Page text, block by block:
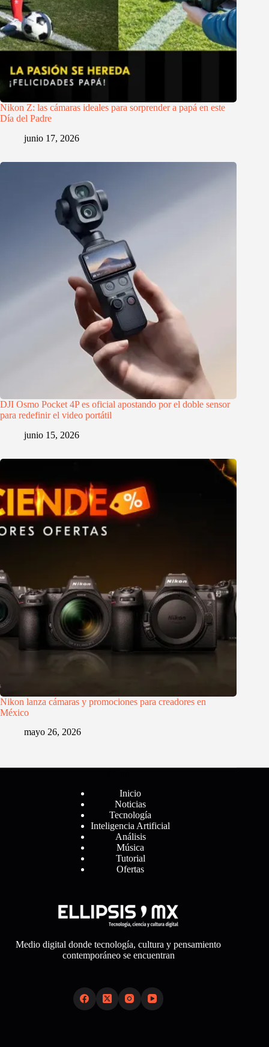
Nikon Z: las cámaras ideales para sorprender a papá en este
Día del Padre
junio 17, 2026
DJI Osmo Pocket 4P es oficial apostando por el doble sensor
para redefinir el video portátil
junio 15, 2026
Nikon lanza cámaras y promociones para creadores en
México
mayo 26, 2026
Inicio
Noticias
Tecnología
Inteligencia Artificial
Análisis
Música
Tutorial
Ofertas
Medio digital donde tecnología, cultura y pensamiento
contemporáneo se encuentran